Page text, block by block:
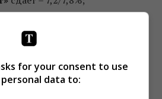
22:30) также теряет —
канал
for your consent to use
data to: